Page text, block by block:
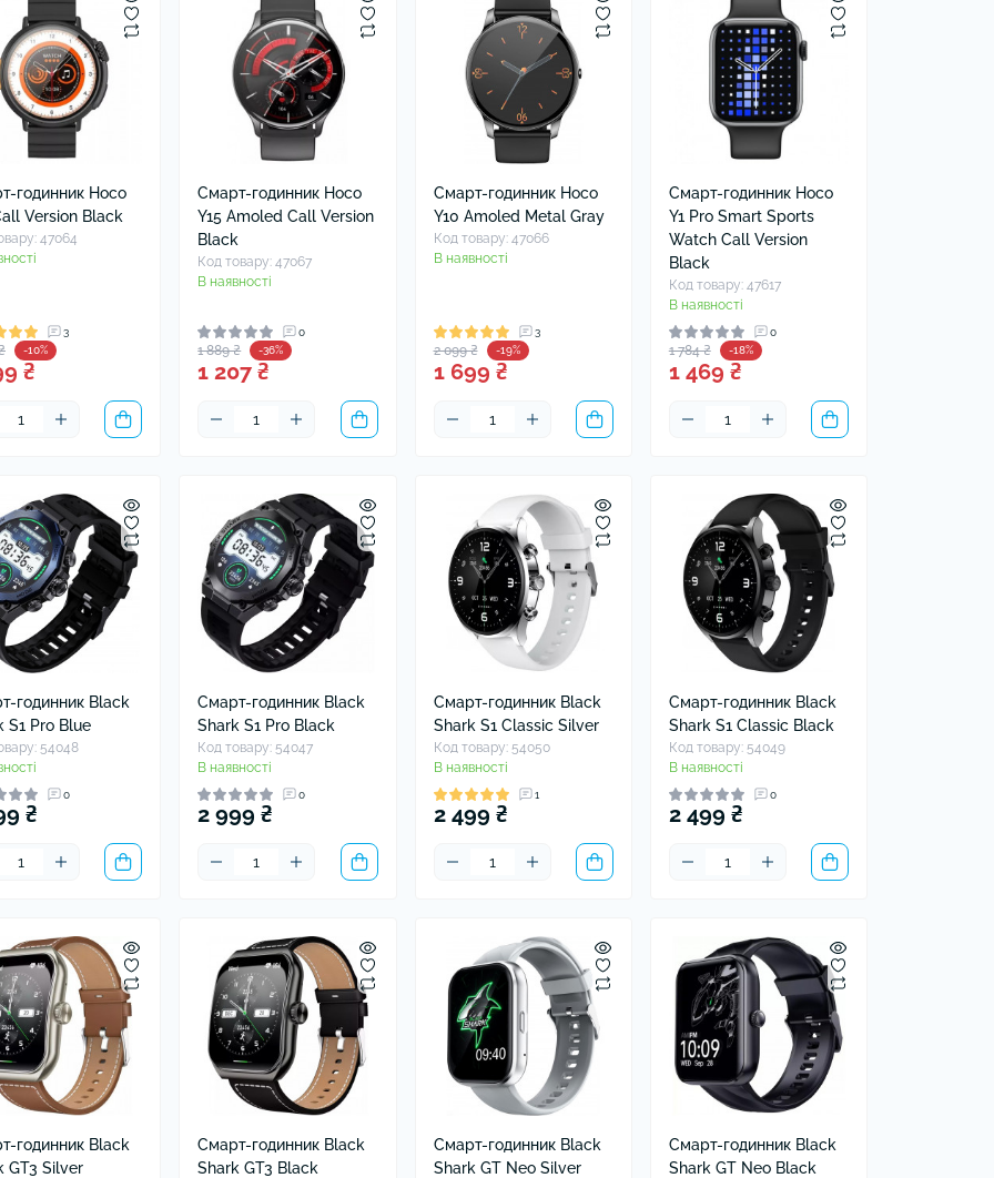
годинник Hoco
Version Black
47064
3
-10%
₴
Смарт-годинник Hoco
Y15 Amoled Call Version
Black
Код товару: 47067
В наявності
0
1 889 ₴ -36%
1 207 ₴
Смарт-годинник Hoco
Y10 Amoled Metal Gray
Код товару: 47066
В наявності
3
2 099 ₴ -19%
1 699 ₴
Смарт-годинник Hoco
Y1 Pro Smart Sports
Watch Call Version
Black
Код товару: 47617
В наявності
0
1 784 ₴ -18%
1 469 ₴
годинник Black
S1 Pro Blue
54048
0
₴
Смарт-годинник Black
Shark S1 Pro Black
Код товару: 54047
В наявності
0
2 999 ₴
Смарт-годинник Black
Shark S1 Classic Silver
Код товару: 54050
В наявності
1
2 499 ₴
Смарт-годинник Black
Shark S1 Classic Black
Код товару: 54049
В наявності
0
2 499 ₴
годинник Black
GT3 Silver
Смарт-годинник Black
Shark GT3 Black
Смарт-годинник Black
Shark GT Neo Silver
Смарт-годинник Black
Shark GT Neo Black